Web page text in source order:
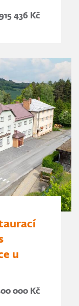
436 Kč
u
000 Kč